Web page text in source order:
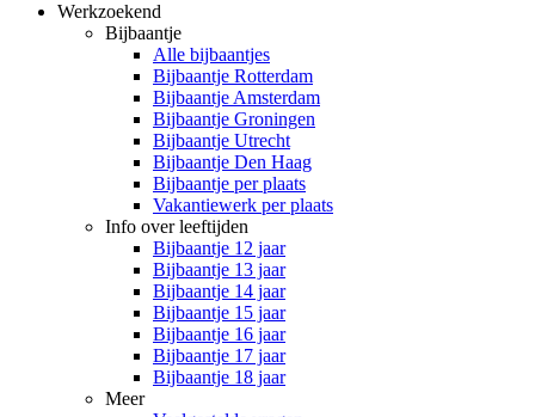
Werkzoekend
Bijbaantje
Alle bijbaantjes
Bijbaantje Rotterdam
Bijbaantje Amsterdam
Bijbaantje Groningen
Bijbaantje Utrecht
Bijbaantje Den Haag
Bijbaantje per plaats
Vakantiewerk per plaats
Info over leeftijden
Bijbaantje 12 jaar
Bijbaantje 13 jaar
Bijbaantje 14 jaar
Bijbaantje 15 jaar
Bijbaantje 16 jaar
Bijbaantje 17 jaar
Bijbaantje 18 jaar
Meer